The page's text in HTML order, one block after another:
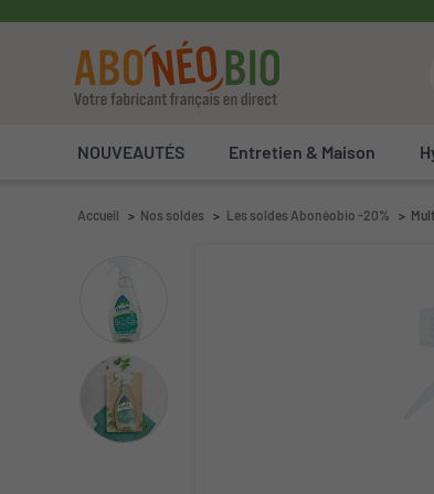
NOUVEAUTÉS Entretien & Maison
Accueil Nos soldes Les soldes Abonéobio -20%